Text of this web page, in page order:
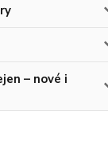
– nové i